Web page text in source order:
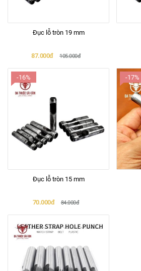
Đục lỗ tròn 19 mm
87.000đ 105.000đ
-16%
Đục lỗ tròn 15 mm
70.000đ 84.000đ
-17%